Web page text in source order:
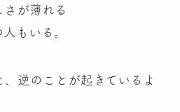
が薄れる
もいる。
逆のことが起きているよ